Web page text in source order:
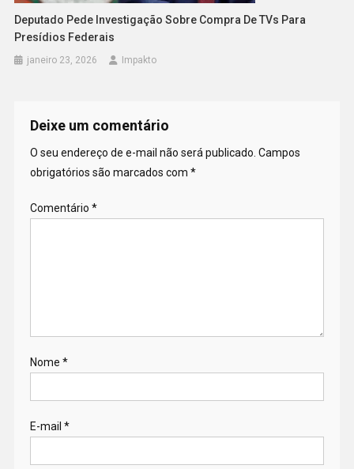
Deputado Pede Investigação Sobre Compra De TVs Para
Presídios Federais
janeiro 23, 2026 Impakto
Deixe um comentário
O seu endereço de e-mail não será publicado. Campos
obrigatórios são marcados com *
Comentário *
Nome *
E-mail *